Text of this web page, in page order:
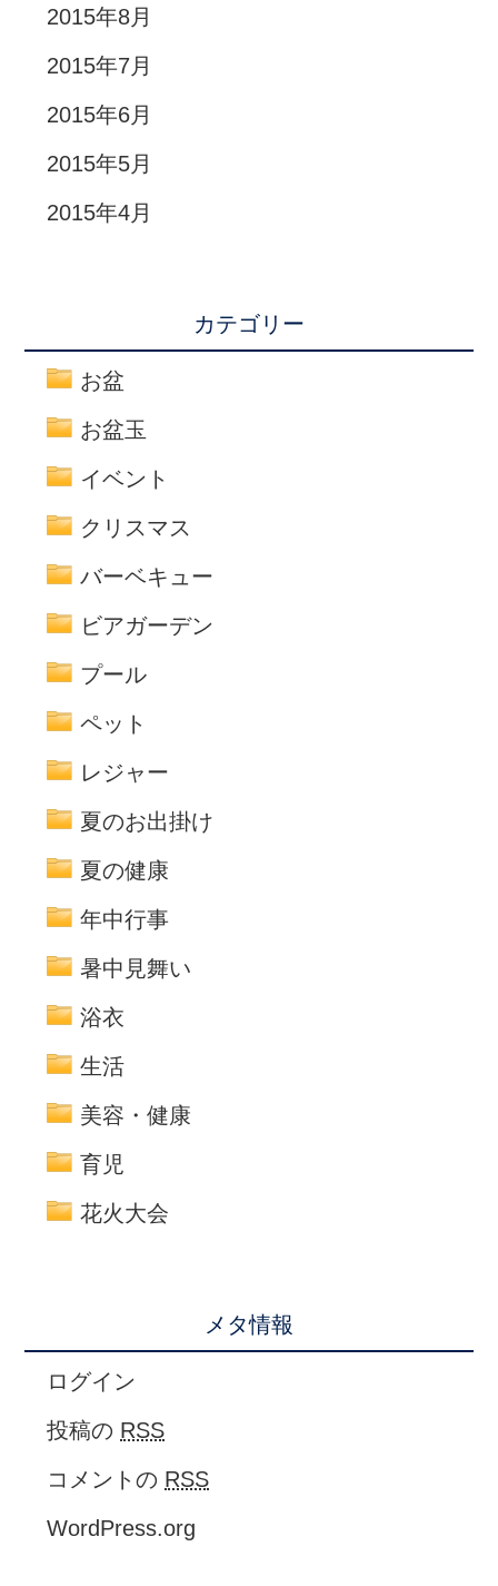
2015年8月
2015年7月
2015年6月
2015年5月
2015年4月
カテゴリー
お盆
お盆玉
イベント
クリスマス
バーベキュー
ビアガーデン
プール
ペット
レジャー
夏のお出掛け
夏の健康
年中行事
暑中見舞い
浴衣
生活
美容・健康
育児
花火大会
メタ情報
ログイン
投稿の RSS
コメントの RSS
WordPress.org